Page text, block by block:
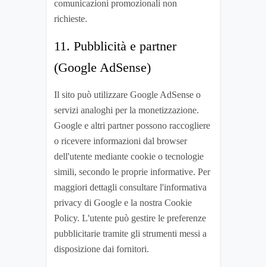
comunicazioni promozionali non
richieste.
11. Pubblicità e partner
(Google AdSense)
Il sito può utilizzare Google AdSense o
servizi analoghi per la monetizzazione.
Google e altri partner possono raccogliere
o ricevere informazioni dal browser
dell'utente mediante cookie o tecnologie
simili, secondo le proprie informative. Per
maggiori dettagli consultare l'informativa
privacy di Google e la nostra Cookie
Policy. L'utente può gestire le preferenze
pubblicitarie tramite gli strumenti messi a
disposizione dai fornitori.